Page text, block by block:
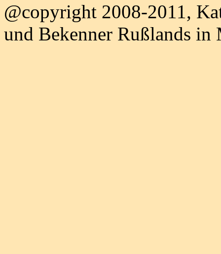
@copyright 2008-2011,
und Bekenner Rußlands in